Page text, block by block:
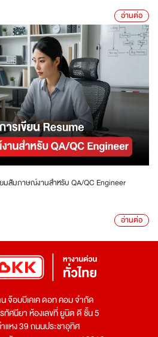
อ่านต่อ
ยมสัมภาษณ์งานสำหรับ QA/QC Engineer
อ่านต่อ
จ๊อบบีเคเค ดอท คอม จำกัด
ทัศนียา ห้องเลขที่ ยูนิต ดี ชั้น 5
แหง 39 ถนนประชาอุทิศ